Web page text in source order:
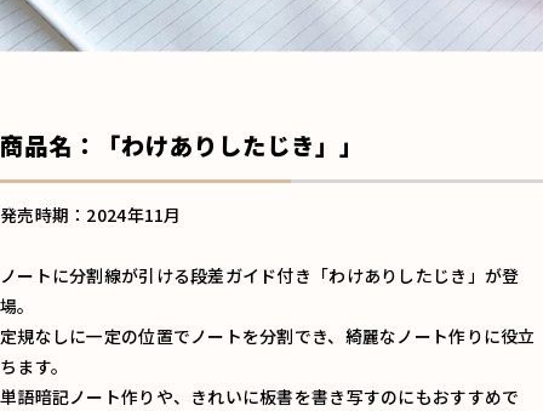
商品名：「わけありしたじき」」
発売時期：2024年11月
ノートに分割線が引ける段差ガイド付き「わけありしたじき」が登
場。
定規なしに一定の位置でノートを分割でき、綺麗なノート作りに役立
ちます。
単語暗記ノート作りや、きれいに板書を書き写すのにもおすすめで